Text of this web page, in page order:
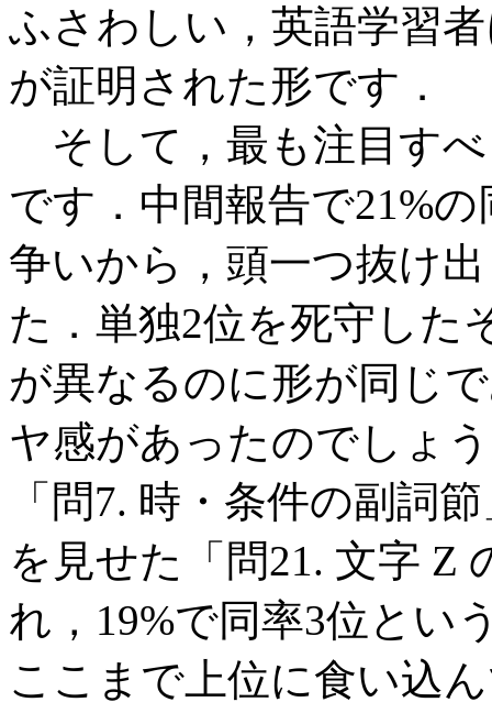
ふさわしい，英語学習
が証明された形です．
そして，最も注目す
です．中間報告で21%
争いから，頭一つ抜け
た．単独2位を死守した
が異なるのに形が同じ
ヤ感があったのでしょ
「問7. 時・条件の副詞
を見せた「問21. 文字 Z
れ，19%で同率3位とい
ここまで上位に食い込